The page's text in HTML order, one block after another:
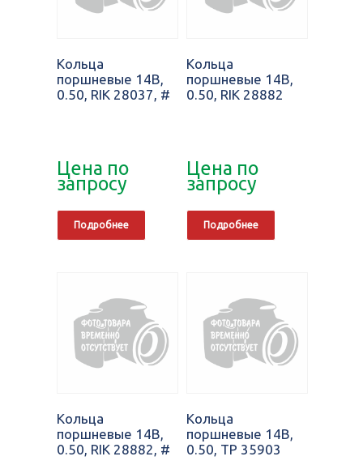
Кольца
поршневые 14B,
0.50, RIK 28037, #
Цена по
запросу
Подробнее
Кольца
поршневые 14B,
0.50, RIK 28882
Цена по
запросу
Подробнее
Кольца
поршневые 14B,
0.50, RIK 28882, #
Кольца
поршневые 14B,
0.50, TP 35903